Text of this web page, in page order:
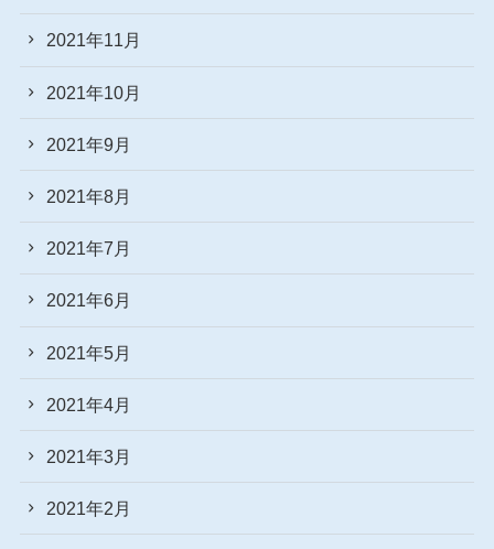
2021年11月
2021年10月
2021年9月
2021年8月
2021年7月
2021年6月
2021年5月
2021年4月
2021年3月
2021年2月